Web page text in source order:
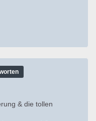
& die tollen